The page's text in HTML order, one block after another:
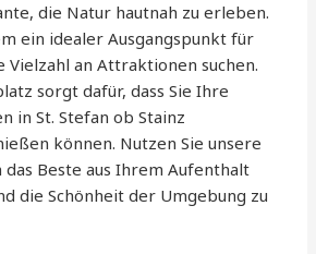
die Natur hautnah zu erleben.
ein idealer Ausgangspunkt für
Vielzahl an Attraktionen suchen.
sorgt dafür, dass Sie Ihre
in St. Stefan ob Stainz
können. Nutzen Sie unsere
Beste aus Ihrem Aufenthalt
die Schönheit der Umgebung zu